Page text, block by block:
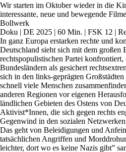
Wir starten im Oktober wieder in die
interessante, neue und bewegende
Bollwerk
Doku | DE 2025 | 60 Min. | FSK 12 |
In ganz Europa erstarken rechte und
Deutschland sieht sich mit dem großen
rechtspopulistischen Partei konfrontiert,
Bundesländern als gesichert
sich in den links-geprägten
schnell viele Menschen
anderen Regionen vor eigenen
ländlichen Gebieten des Ostens von
Aktivist*Innen, die sich gegen rechts
Gegenwind in den sozialen
Das geht von Beleidigungen und
tatsächlichen Angriffen und
leichter, dort wo es keine Nazis gibt”